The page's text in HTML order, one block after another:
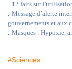
12 faits sur
Message d’alerte
gouvernements et aux
Masques : Hypoxie,
#Sciences